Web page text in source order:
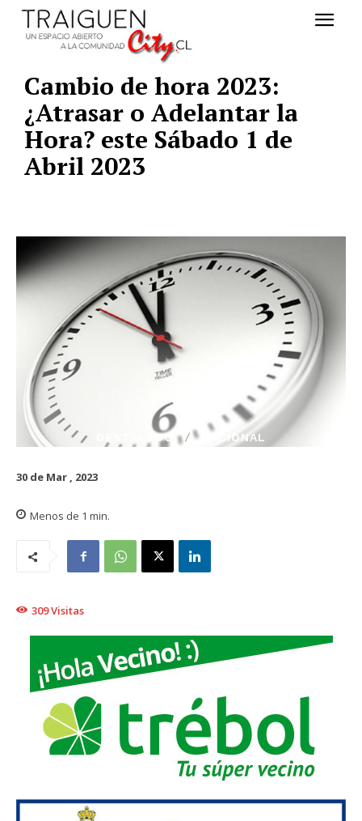
Cambio de hora 2023:
¿Atrasar o Adelantar la
Hora? este Sábado 1 de
Abril 2023
DESTACADO NACIONAL
30 de Mar , 2023
Menos de 1 min.
309Visitas